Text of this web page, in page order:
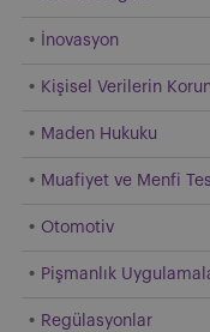
İnovasyon
Kişisel Verilerin
Maden Hukuku
Muafiyet ve Menfi
Otomotiv
Pişmanlık
Regülasyonlar